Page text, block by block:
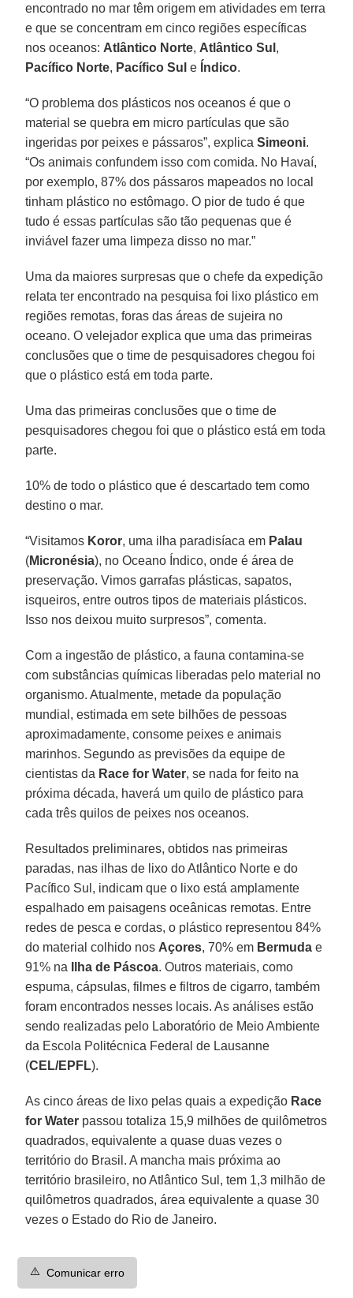
encontrado no mar têm origem em atividades em terra
e que se concentram em cinco regiões específicas
nos oceanos: Atlântico Norte, Atlântico Sul ,
Pacífico Norte, Pacífico Sul e Índico.
“O problema dos plásticos nos oceanos é que o
material se quebra em micro partículas que são
ingeridas por peixes e pássaros”, explicaSimeoni.
“Os animais confundem isso com comida. No Havaí,
por exemplo, 87% dos pássaros mapeados no local
tinham plástico no estômago. O pior de tudo é que
tudo é essas partículas são tão pequenas que é
inviável fazer uma limpeza disso no mar.”
Uma da maiores surpresas que o chefe da expedição
relata ter encontrado na pesquisa foi lixo plástico em
regiões remotas, foras das áreas de sujeira no
oceano. O velejador explica que uma das primeiras
conclusões que o time de pesquisadores chegou foi
que o plástico está em toda parte.
Uma das primeiras conclusões que o time de
pesquisadores chegou foi que o plástico está em toda
parte.
10% de todo o plástico que é descartado tem como
destino o mar.
“Visitamos Koror, uma ilha paradisíaca em Palau
(Micronésia), no Oceano Índico, onde é área de
preservação. Vimos garrafas plásticas, sapatos,
isqueiros, entre outros tipos de materiais plásticos.
Isso nos deixou muito surpresos”, comenta.
Com a ingestão de plástico, a fauna contamina-se
com substâncias químicas liberadas pelo material no
organismo. Atualmente, metade da população
mundial, estimada em sete bilhões de pessoas
aproximadamente, consome peixes e animais
marinhos. Segundo as previsões da equipe de
cientistas da Race for Water, se nada for feito na
próxima década, haverá um quilo de plástico para
cada três quilos de peixes nos oceanos.
Resultados preliminares, obtidos nas primeiras
paradas, nas ilhas de lixo do Atlântico Norte e do
Pacífico Sul, indicam que o lixo está amplamente
espalhado em paisagens oceânicas remotas. Entre
redes de pesca e cordas, o plástico representou 84%
do material colhido nos Açores, 70% em Bermuda e
91% na
Ilha de Páscoa. Outros materiais, como
espuma, cápsulas, filmes e filtros de cigarro, também
foram encontrados nesses locais. As análises estão
sendo realizadas pelo Laboratório de Meio Ambiente
da Escola Politécnica Federal de Lausanne
(CEL/EPFL).
As cinco áreas de lixo pelas quais a expedição Race
for Water passou totaliza 15,9 milhões de quilômetros
quadrados, equivalente a quase duas vezes o
território do Brasil. A mancha mais próxima ao
território brasileiro, no Atlântico Sul, tem 1,3 milhão de
quilômetros quadrados, área equivalente a quase 30
vezes o Estado do Rio de Janeiro.
⚠️ Comunicar erro